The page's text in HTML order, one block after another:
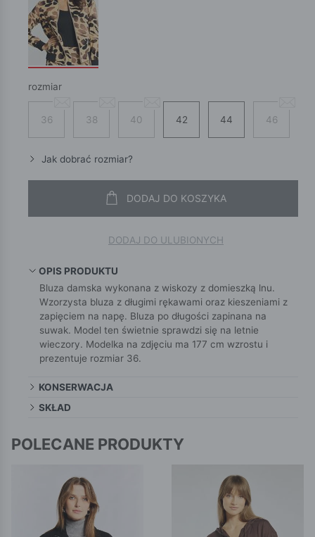
rozmiar
36 38 40 42 44 46
Jak dobrać rozmiar?
DODAJ DO KOSZYKA
DODAJ DO ULUBIONYCH
OPIS PRODUKTU
Bluza damska wykonana z wiskozy z domieszką lnu.
Wzorzysta bluza z długimi rękawami oraz kieszeniami z
zapięciem na napę. Bluza po długości zapinana na
suwak. Model ten świetnie sprawdzi się na letnie
wieczory. Modelka na zdjęciu ma 177 cm wzrostu i
prezentuje rozmiar 36.
KONSERWACJA
SKŁAD
POLECANE PRODUKTY